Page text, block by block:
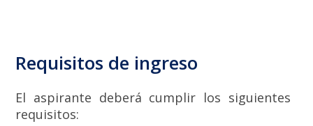
Requisitos de ingreso
El aspirante deberá cumplir los siguientes
requisitos: